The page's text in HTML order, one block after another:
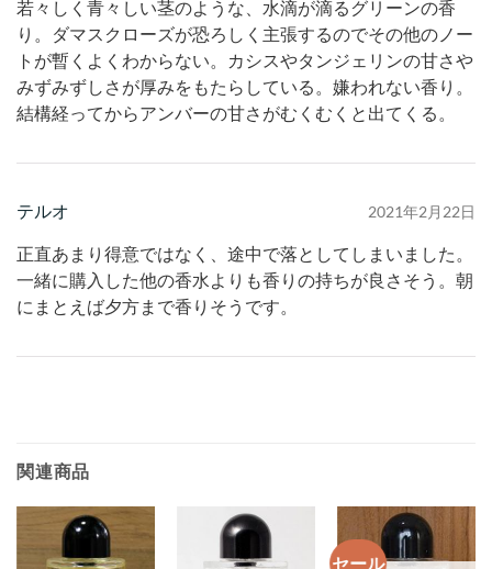
若々しく青々しい茎のような、水滴が滴るグリーンの香
り。ダマスクローズが恐ろしく主張するのでその他のノー
トが暫くよくわからない。カシスやタンジェリンの甘さや
みずみずしさが厚みをもたらしている。嫌われない香り。
結構経ってからアンバーの甘さがむくむくと出てくる。
テルオ 2021年2月22日
正直あまり得意ではなく、途中で落としてしまいました。
一緒に購入した他の香水よりも香りの持ちが良さそう。朝
にまとえば夕方まで香りそうです。
関連商品
セール